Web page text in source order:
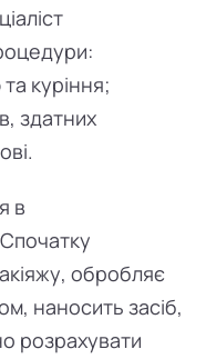
куріння;
здатних
в
обробляє
наносить засіб,
розрахувати